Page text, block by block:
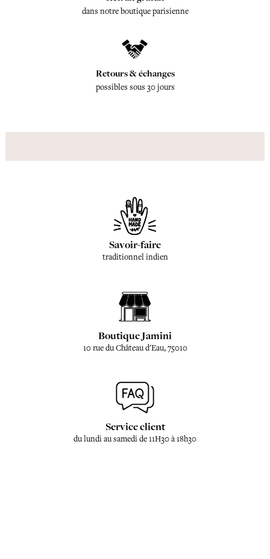
dans notre boutique parisienne
Retours & échanges
possibles sous 30 jours
Savoir-faire
traditionnel indien
Boutique Jamini
10 rue du Château d'Eau, 75010
Service client
du lundi au samedi de 11H30 à 18h30